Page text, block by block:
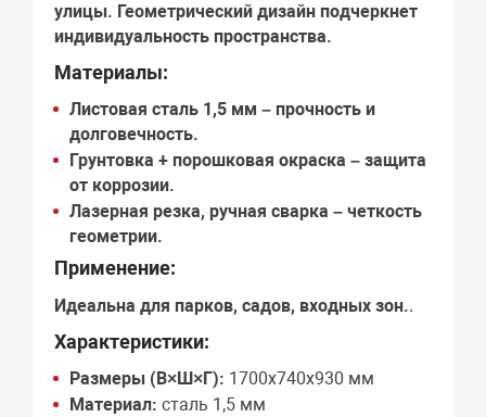
улицы. Геометрический дизайн подчеркнет
индивидуальность пространства.
Материалы:
Листовая сталь 1,5 мм – прочность и
долговечность.
Грунтовка + порошковая окраска – защита
от коррозии.
Лазерная резка, ручная сварка – четкость
геометрии.
Применение:
Идеальна дляпарков, садов, входных зон..
Характеристики:
Размеры (В×Ш×Г): 1700х740х930 мм
Материал: сталь 1,5 мм